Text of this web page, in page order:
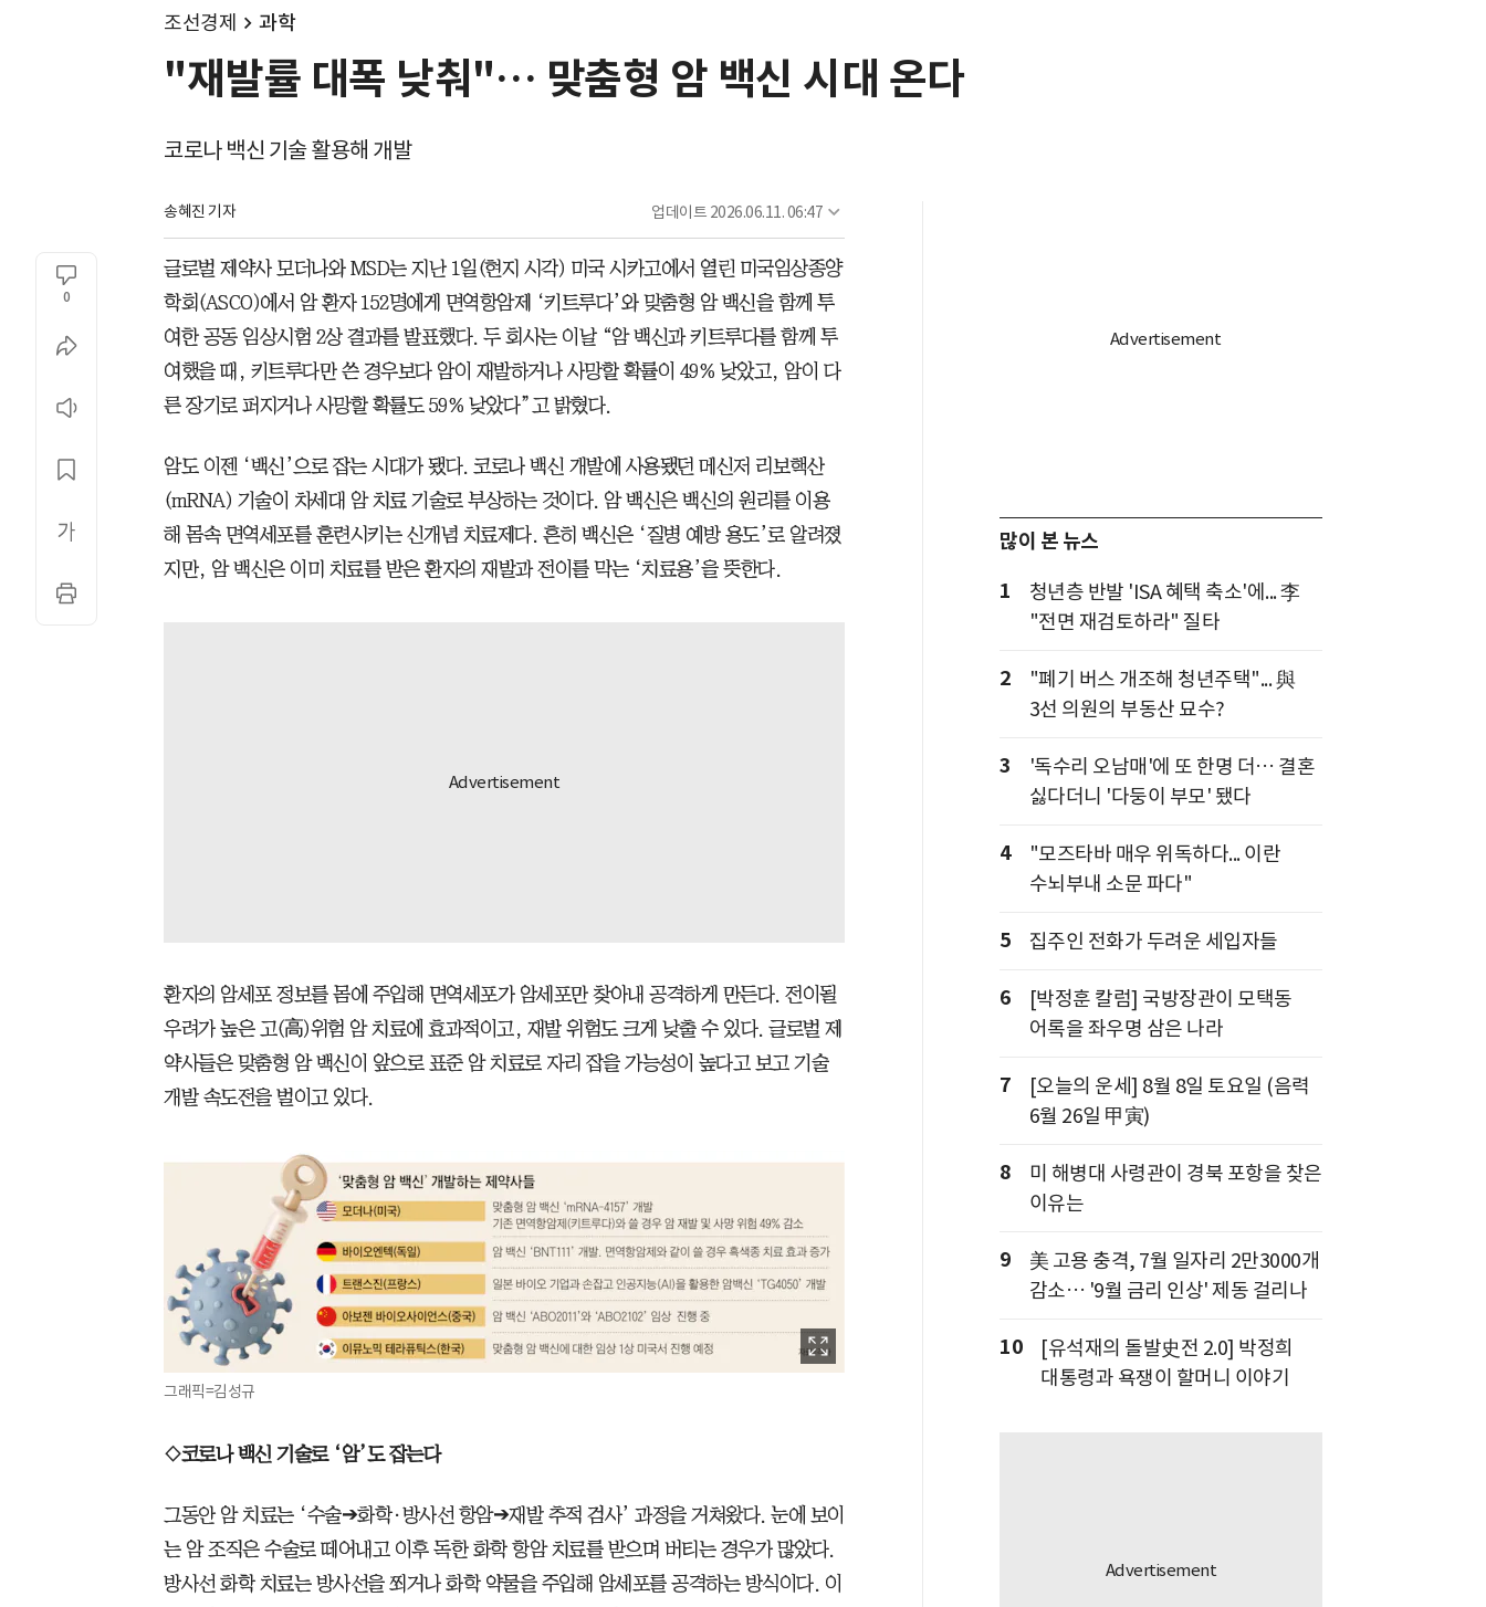
조선경제 과학
"재발률 대폭 낮춰"… 맞춤형 암 백신 시대 온다
코로나 백신 기술 활용해 개발
송혜진 기자 업데이트 2026.06.11. 06:47
0
글로벌 제약사 모더나와 MSD는 지난 1일(현지 시각) 미국 시카고에서 열린 미국임상종양
학회(ASCO)에서 암 환자 152명에게 면역항암제 ‘키트루다’와 맞춤형 암 백신을 함께 투
여한 공동 임상시험 2상 결과를 발표했다. 두 회사는 이날 “암 백신과 키트루다를 함께 투
여했을 때, 키트루다만 쓴 경우보다 암이 재발하거나 사망할 확률이 49% 낮았고, 암이 다
른 장기로 퍼지거나 사망할 확률도 59% 낮았다”고 밝혔다.
암도 이젠 ‘백신’으로 잡는 시대가 됐다. 코로나 백신 개발에 사용됐던 메신저 리보핵산
(mRNA) 기술이 차세대 암 치료 기술로 부상하는 것이다. 암 백신은 백신의 원리를 이용
해 몸속 면역세포를 훈련시키는 신개념 치료제다. 흔히 백신은 ‘질병 예방 용도’로 알려졌
지만, 암 백신은 이미 치료를 받은 환자의 재발과 전이를 막는 ‘치료용’을 뜻한다.
환자의 암세포 정보를 몸에 주입해 면역세포가 암세포만 찾아내 공격하게 만든다. 전이될
우려가 높은 고(高)위험 암 치료에 효과적이고, 재발 위험도 크게 낮출 수 있다. 글로벌 제
약사들은 맞춤형 암 백신이 앞으로 표준 암 치료로 자리 잡을 가능성이 높다고 보고 기술
개발 속도전을 벌이고 있다.
그래픽=김성규
◇코로나 백신 기술로 ‘암’도 잡는다
그동안 암 치료는 ‘수술➔화학·방사선 항암➔재발 추적 검사’ 과정을 거쳐왔다. 눈에 보이
는 암 조직은 수술로 떼어내고 이후 독한 화학 항암 치료를 받으며 버티는 경우가 많았다.
방사선 화학 치료는 방사선을 쬐거나 화학 약물을 주입해 암세포를 공격하는 방식이다. 이
많이 본 뉴스
1
청년층 반발 'ISA 혜택 축소'에... 李
"전면 재검토하라" 질타
2
"폐기 버스 개조해 청년주택"... 與
3선 의원의 부동산 묘수?
3
'독수리 오남매'에 또 한명 더… 결혼
싫다더니 '다둥이 부모' 됐다
4
"모즈타바 매우 위독하다... 이란
수뇌부내 소문 파다"
5 집주인 전화가 두려운 세입자들
6
[박정훈 칼럼] 국방장관이 모택동
어록을 좌우명 삼은 나라
7
[오늘의 운세] 8월 8일 토요일 (음력
6월 26일 甲寅)
8
미 해병대 사령관이 경북 포항을 찾은
이유는
9
美 고용 충격, 7월 일자리 2만3000개
감소… '9월 금리 인상' 제동 걸리나
10
[유석재의 돌발史전 2.0] 박정희
대통령과 욕쟁이 할머니 이야기